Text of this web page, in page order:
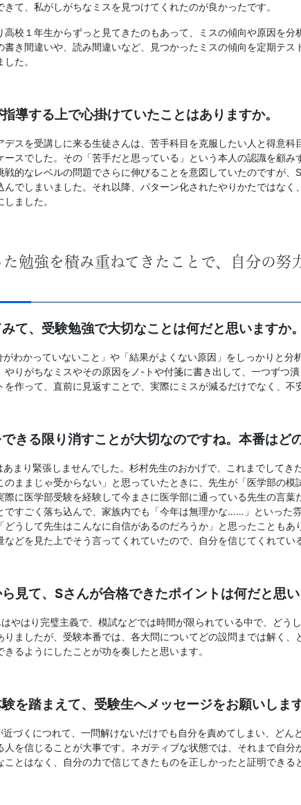
て、私がしがちなミスを見つけてくれたのが良かったです。
高校１年生からずっと見てきたのもあって、ミスの傾向や原因を
書き間違いや、読み間違いなど、見つかったミスの傾向を定期テ
た。
導する上で心掛けていたことはありますか。
デスを受講しに来る生徒さんは、苦手科目を克服したい人と得意
ースでした。その「苦手だと思っている」という本人の認識を顧
戦的なレベルの問題でさらに伸びることを意図していたのですが
んでしまいました。それ以降、パターン化されたやりかたではな
ました。
た勉強を積み重ねてきたことで、自分の
て、受験勉強で大切なことは何だと思いますか。
がわかっていないこと」や「結果がよくない原因」をしっかりと
やりがちなミスやその原因をノ-トや付箋に書き出して、一つずつ
を作って、直前に見返すことで、実際にミスが減るだけでなく、不
きる限り消すことが大切なのですね。本番はど
あまり緊張しませんでした。杉村先生のおかげで、これまでして
のままじゃ受からない」と思っていたときに、先生が「医学部の
際に医学部受験を経験して今まさに医学部に通っている先生の言
ですごく落ち込んで、家族内でも「今年は無理かな……」といった
どうして先生はこんなに自信があるのだろうか」と思ったことも
などを見た上でそう言ってくれていたので、自分を信じてくれてい
見て、Sさんが合格できたポイントは何だと思い
はやはり完璧主義で、模試などでは時間が限られている中で、ど
りましたが、受験本番では、各大問についてどの設問までは解く
きるようにしたことが功を奏したと思います。
を踏まえて、受験生へメッセージをお願いします
近づくにつれて、一問解けないだけでも自分を責めてしまい、ど
人を信じることが大事です。ネガティブな状態では、それまで自
ことはなく、自分の力で信じてきたものを正しかったと証明できる